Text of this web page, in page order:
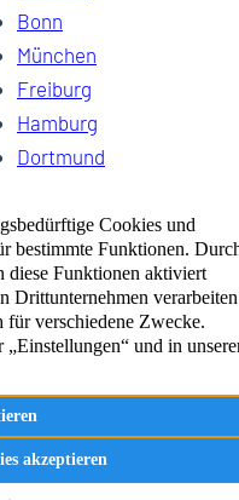
Bonn
München
Freiburg
Hamburg
Dortmund
Kiel
Bremen
für Wohnen auf Zeit
Kontakt